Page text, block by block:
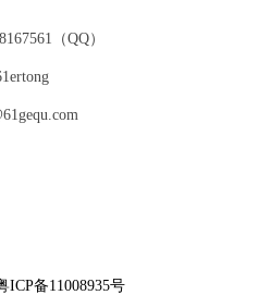
（QQ）
ICP备11008935号